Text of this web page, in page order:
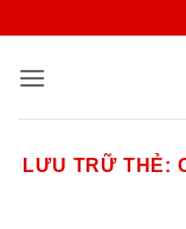
nội
LƯU TRỮ THẺ: